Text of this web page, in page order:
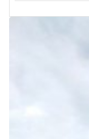
फोनिज चितवनले